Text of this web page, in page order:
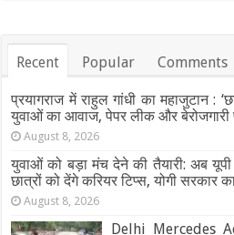
Recent Popular Comments
प्रयागराज में राहुल गांधी का महाजुटान :
युवाओं का आवाज, पेपर लीक और बेरोजगारी
August 8, 2026
युवाओं को बड़ा मंच देने की तैयारी: अब
छात्रों को देंगे करियर टिप्स, योगी सरकार
August 8, 2026
Delhi Mercedes